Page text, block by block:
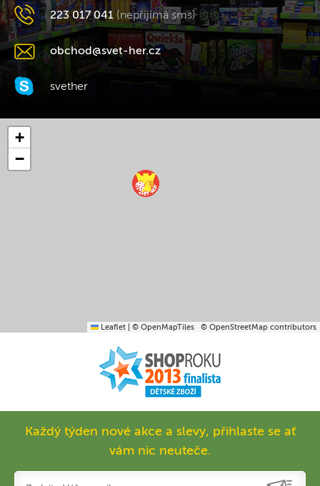
223 017 041 (nepřijímá sms)
obchod@svet-her.cz
svether
+
−
Leaflet © OpenMapTiles © OpenStreetMap contributors
Každý týden nové akce a slevy, přihlaste se ať
vám nic neuteče.